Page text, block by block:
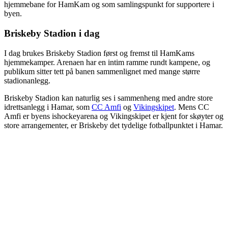
hjemmebane for HamKam og som samlingspunkt for supportere i
byen.
Briskeby Stadion i dag
I dag brukes Briskeby Stadion først og fremst til HamKams
hjemmekamper. Arenaen har en intim ramme rundt kampene, og
publikum sitter tett på banen sammenlignet med mange større
stadionanlegg.
Briskeby Stadion kan naturlig ses i sammenheng med andre store
idrettsanlegg i Hamar, som CC Amfi og Vikingskipet. Mens CC
Amfi er byens ishockeyarena og Vikingskipet er kjent for skøyter og
store arrangementer, er Briskeby det tydelige fotballpunktet i Hamar.